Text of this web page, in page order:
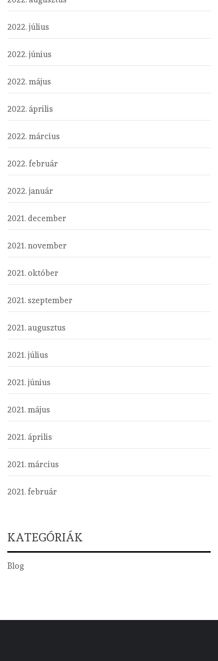
2022. július
2022. június
2022. május
2022. április
2022. március
2022. február
2022. január
2021. december
2021. november
2021. október
2021. szeptember
2021. augusztus
2021. július
2021. június
2021. május
2021. április
2021. március
2021. február
KATEGÓRIÁK
Blog